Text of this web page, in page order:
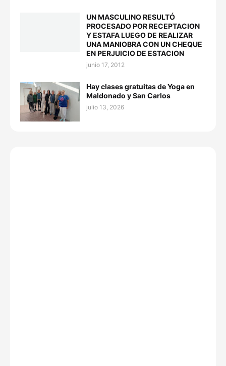
UN MASCULINO RESULTÓ
PROCESADO POR RECEPTACION
Y ESTAFA LUEGO DE REALIZAR
UNA MANIOBRA CON UN CHEQUE
EN PERJUICIO DE ESTACION
junio 17, 2012
Hay clases gratuitas de Yoga en
Maldonado y San Carlos
julio 13, 2026